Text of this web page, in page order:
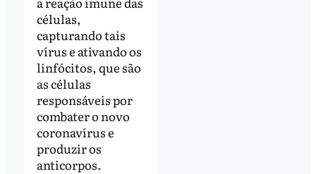
células,
capturando tais
vírus e ativando os
linfócitos, que são
as células
responsáveis por
combater o novo
coronavírus e
produzir os
anticorpos.